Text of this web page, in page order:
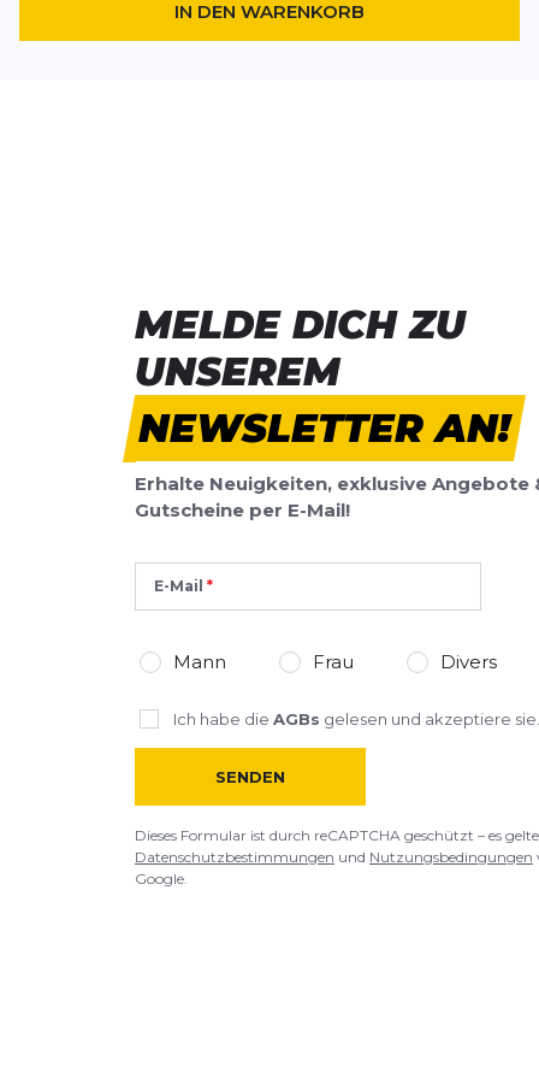
IN DEN WARENKORB
MELDE DICH ZU
UNSEREM
NEWSLETTER AN!
Erhalte Neuigkeiten, exklusive Angebote
Gutscheine per E-Mail!
E-Mail
Mann Frau Divers
Ich habe die AGBs gelesen und akzeptiere sie.
SENDEN
Dieses Formular ist durch reCAPTCHA geschützt – es
Datenschutzbestimmungen und Nutzungsbedingungen
Google.